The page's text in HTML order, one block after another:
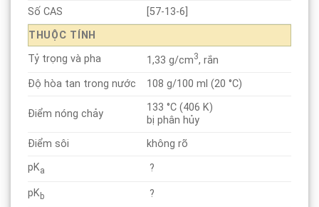
Số CAS
[57-13-6]
THUỘC TÍNH
Tỷ trọng và pha 1,33 g/cm3, rắn
Độ hòa tan trong nước
108 g/100 ml (20 °C)
Điểm nóng chảy
133 °C (406 K)
bị phân hủy
Điểm sôi
không rõ
pKa ?
pKb ?